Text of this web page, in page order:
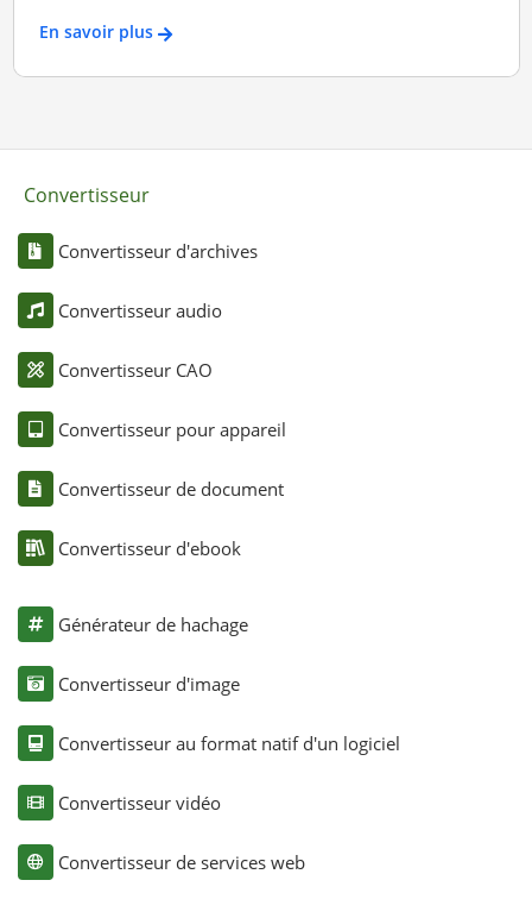
En savoir plus
Convertisseur
Convertisseur d'archives
Convertisseur audio
Convertisseur CAO
Convertisseur pour appareil
Convertisseur de document
Convertisseur d'ebook
Générateur de hachage
Convertisseur d'image
Convertisseur au format natif d'un logiciel
Convertisseur vidéo
Convertisseur de services web